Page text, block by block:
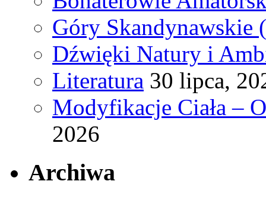
Góry Skandynawskie
Dźwięki Natury i
Literatura 30 lipca,
Modyfikacje Ciała –
2026
Archiwa